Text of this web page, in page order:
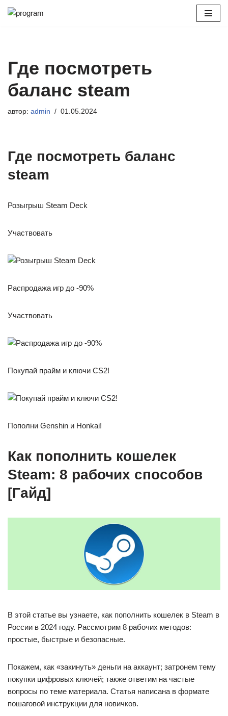
Где посмотреть
баланс steam
автор: admin 01.05.2024
Где посмотреть баланс
steam
Розыгрыш Steam Deck
Участвовать
Распродажа игр до -90%
Участвовать
Покупай прайм и ключи CS2!
Пополни Genshin и Honkai!
Как пополнить кошелек
Steam: 8 рабочих способов
[Гайд]
В этой статье вы узнаете, как пополнить кошелек в Steam в
России в 2024 году. Рассмотрим 8 рабочих методов:
простые, быстрые и безопасные.
Покажем, как «закинуть» деньги на аккаунт; затронем тему
покупки цифровых ключей; также ответим на частые
вопросы по теме материала. Статья написана в формате
пошаговой инструкции для новичков.